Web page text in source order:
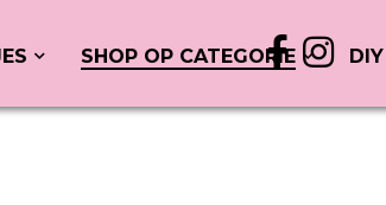
SHOP OP CATEGORIE DIY